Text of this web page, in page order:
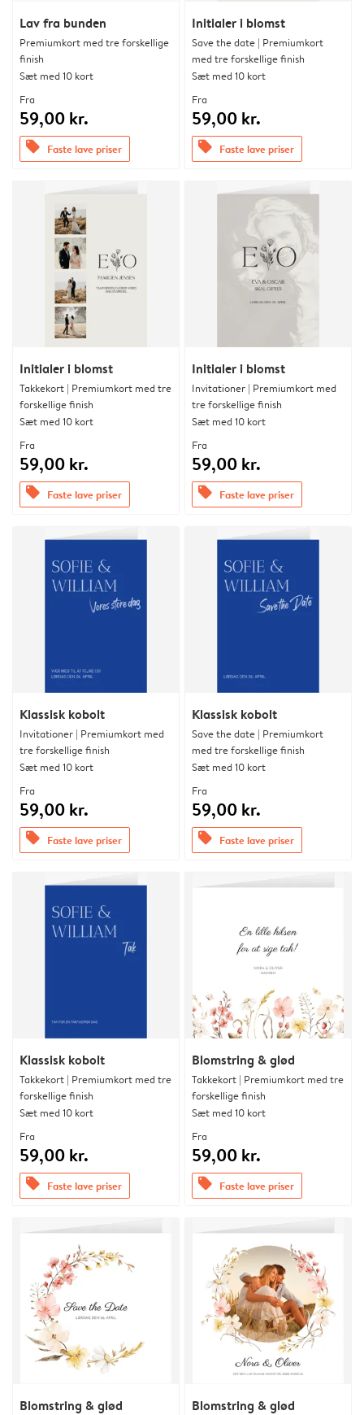
Lav fra bunden
Premiumkort med tre forskellige
finish
Sæt med 10 kort
Fra
59,00 kr.
offers Faste lave priser
Initialer i blomst
Save the date | Premiumkort
med tre forskellige finish
Sæt med 10 kort
Fra
59,00 kr.
offers Faste lave priser
Initialer i blomst
Takkekort | Premiumkort med tre
forskellige finish
Sæt med 10 kort
Fra
59,00 kr.
offers Faste lave priser
Initialer i blomst
Invitationer | Premiumkort med
tre forskellige finish
Sæt med 10 kort
Fra
59,00 kr.
offers Faste lave priser
Klassisk kobolt
Invitationer | Premiumkort med
tre forskellige finish
Sæt med 10 kort
Fra
59,00 kr.
offers Faste lave priser
Klassisk kobolt
Save the date | Premiumkort
med tre forskellige finish
Sæt med 10 kort
Fra
59,00 kr.
offers Faste lave priser
Klassisk kobolt
Takkekort | Premiumkort med tre
forskellige finish
Sæt med 10 kort
Fra
59,00 kr.
offers Faste lave priser
Blomstring & glød
Takkekort | Premiumkort med tre
forskellige finish
Sæt med 10 kort
Fra
59,00 kr.
offers Faste lave priser
Blomstring & glød Blomstring & glød